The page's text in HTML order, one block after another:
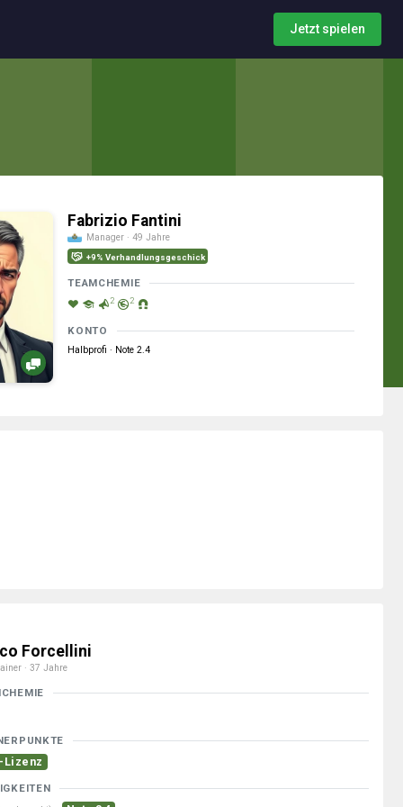
Jetzt spielen
Fabrizio Fantini
Manager · 49 Jahre
+9% Verhandlungsgeschick
TEAMCHEMIE
2 2
KONTO
Halbprofi · Note 2.4
Forcellini
· 37 Jahre
Lizenz